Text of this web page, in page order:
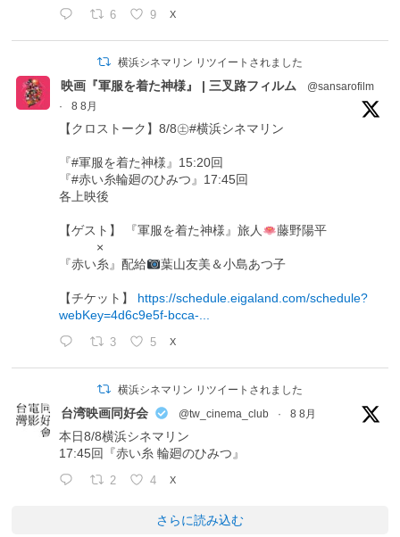
6 9 X
横浜シネマリン リツイートされました
映画『軍服を着た神様』 | 三叉路フィルム
@sansarofilm
·
8 8月
【クロストーク】8/8㊏#横浜シネマリン
『#軍服を着た神様』15:20回
『#赤い糸輪廻のひみつ』17:45回
各上映後
【ゲスト】 『軍服を着た神様』旅人
藤野陽平
×
『赤い糸』配給
葉山友美＆小島あつ子
【チケット】 https://schedule.eigaland.com/schedule?
webKey=4d6c9e5f-bcca-...
3 5 X
横浜シネマリン リツイートされました
台湾映画同好会 @tw_cinema_club · 8 8月
本日8/8横浜シネマリン
17:45回『赤い糸 輪廻のひみつ』
2 4 X
さらに読み込む